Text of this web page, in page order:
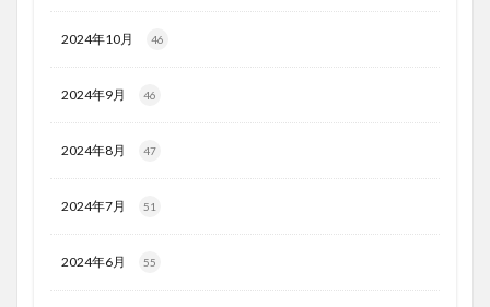
2024年10月 46
2024年9月 46
2024年8月 47
2024年7月 51
2024年6月 55